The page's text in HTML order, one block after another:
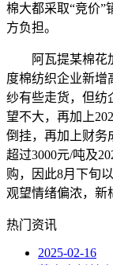
棉大都采取“竞价”
方负担。
阿瓦提某棉花加
度棉纺织企业新增
纱有些走货，但纺
望不大，再加上
倒挂，再加上财务
超过3000元/吨及
购，因此8月下旬
观望情绪偏浓，新
热门资讯
2025-02-16